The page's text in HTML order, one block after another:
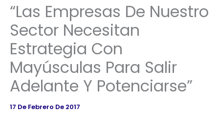
“Las Empresas De Nuestro
Sector Necesitan
Estrategia Con
Mayúsculas Para Salir
Adelante Y Potenciarse”
17 De Febrero De 2017